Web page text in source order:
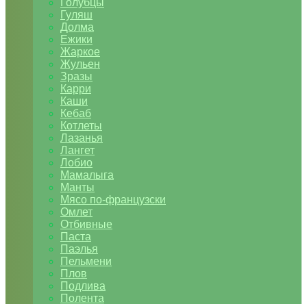
Голубцы
Гуляш
Долма
Ежики
Жаркое
Жульен
Зразы
Карри
Каши
Кебаб
Котлеты
Лазанья
Лангет
Лобио
Мамалыга
Манты
Мясо по-французски
Омлет
Отбивные
Паста
Паэлья
Пельмени
Плов
Подлива
Полента